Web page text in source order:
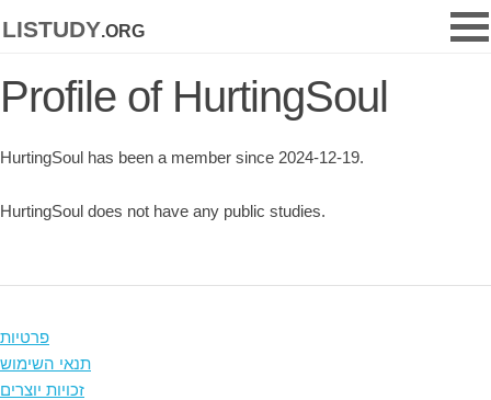
listudy.org
Profile of HurtingSoul
HurtingSoul has been a member since 2024-12-19.
HurtingSoul does not have any public studies.
פרטיות
תנאי השימוש
זכויות יוצרים